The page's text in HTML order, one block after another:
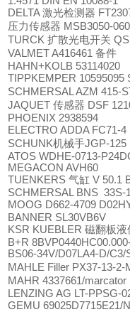
DELTA激光检测器
压力传感器 MSB3050-
TURCK 扩散光电开关
VALMET A416461 备件
HAHN+KOLB 53114020
TIPPKEMPER
SCHMERSAL AZM 415-
JAQUET 传感器 DSF
PHOENIX 2938594
ELECTRO ADDA
SCHUNK机械手JGP-125
ATOS WDHE-0713-
MEGACON AVH60
TUENKERS 气缸 V 50.1
SCHMERSAL BNS 33S-
MOOG D662-4709
BANNER SL30VB6V
KSR KUEBLER 磁翻板液
B+R
BS06-34V/D07LA4-D/
MAHLE Filler PX37-13-2-
MAHR 4337661/marcator
LENZING AG LT-PPSG-
GEMU 69025D7715E21/